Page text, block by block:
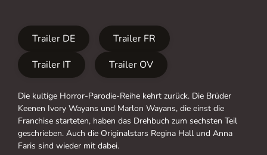
Trailer DE
Trailer FR
Trailer IT
Trailer OV
Die kultige Horror-Parodie-Reihe kehrt zurück. Die Brüder
Keenen Ivory Wayans und Marlon Wayans, die einst die
Franchise starteten, haben das Drehbuch zum sechsten Teil
geschrieben. Auch die Originalstars Regina Hall und Anna
Faris sind wieder mit dabei.